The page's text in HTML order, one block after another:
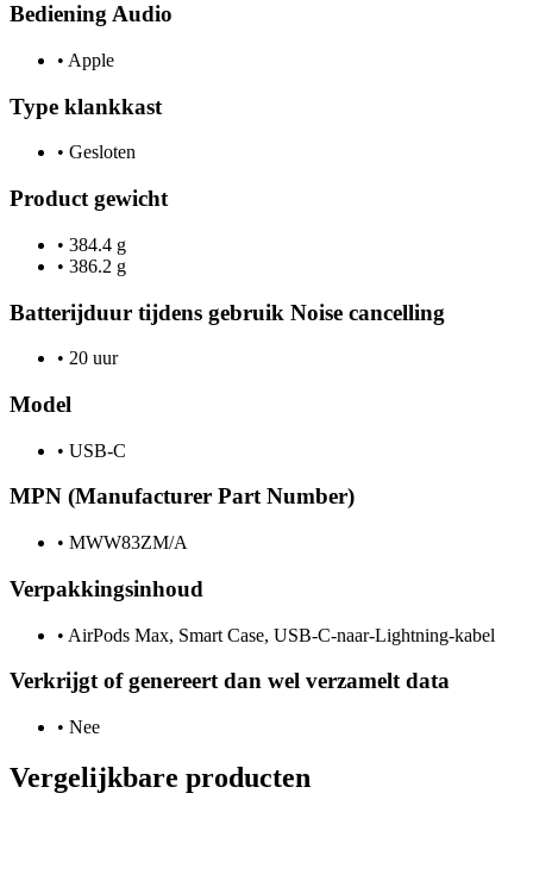
Bediening Audio
• Apple
Type klankkast
• Gesloten
Product gewicht
• 384.4 g
• 386.2 g
Batterijduur tijdens gebruik Noise cancelling
• 20 uur
Model
• USB-C
MPN (Manufacturer Part Number)
• MWW83ZM/A
Verpakkingsinhoud
• AirPods Max, Smart Case, USB-C-naar-Lightning-kabel
Verkrijgt of genereert dan wel verzamelt data
• Nee
Vergelijkbare producten